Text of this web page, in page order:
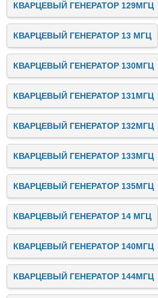
КВАРЦЕВЫЙ ГЕНЕРАТОР 129МГЦ
КВАРЦЕВЫЙ ГЕНЕРАТОР 13 МГЦ
КВАРЦЕВЫЙ ГЕНЕРАТОР 130МГЦ
КВАРЦЕВЫЙ ГЕНЕРАТОР 131МГЦ
КВАРЦЕВЫЙ ГЕНЕРАТОР 132МГЦ
КВАРЦЕВЫЙ ГЕНЕРАТОР 133МГЦ
КВАРЦЕВЫЙ ГЕНЕРАТОР 135МГЦ
КВАРЦЕВЫЙ ГЕНЕРАТОР 14 МГЦ
КВАРЦЕВЫЙ ГЕНЕРАТОР 140МГЦ
КВАРЦЕВЫЙ ГЕНЕРАТОР 144МГЦ